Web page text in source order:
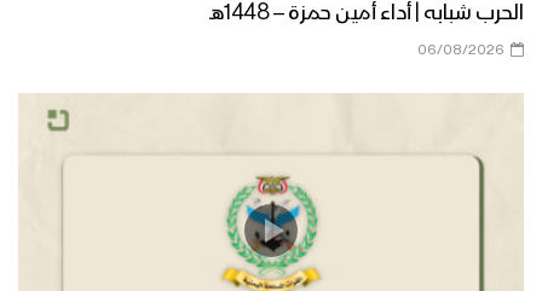
الحرب شبابه | أداء أمين حمزة – 1448هـ
06/08/2026